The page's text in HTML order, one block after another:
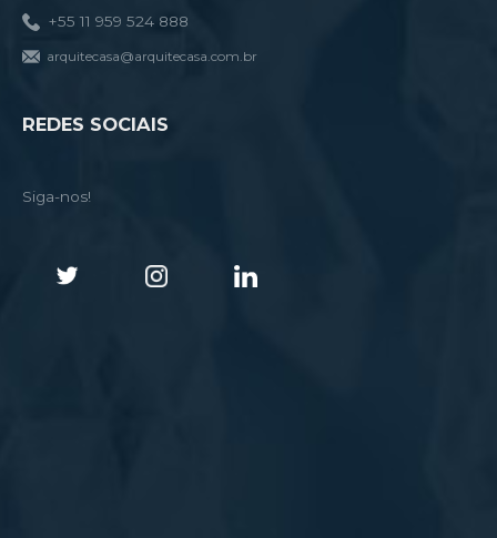
+55 11 959 524 888
arquitecasa@arquitecasa.com.br
REDES SOCIAIS
Siga-nos!